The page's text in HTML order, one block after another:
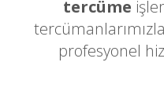
tercüme
profesyonel